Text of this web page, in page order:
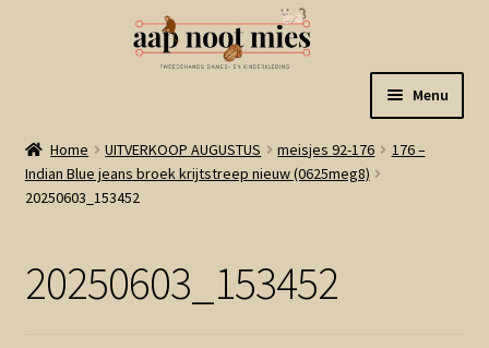
naar
navigatie
de
inhoud
Menu
Welkom
Gastenboek
Home UITVERKOOP AUGUSTUS meisjes 92-176
176 –
Indian Blue jeans broek krijtstreep nieuw (0625meg8)
20250603_153452
20250603_153452